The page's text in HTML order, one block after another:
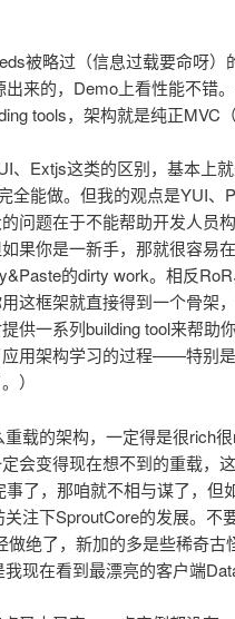
被略过（信息过载要命呀）
出来的，Demo上看性能不错
tools，架构就是纯正MVC
、Extjs这类的区别，基本上
全能做。但我的观点是YUI
问题在于不能帮助开发人员
果你是一新手，那就很容易
的dirty work。相反
这框架就直接得到一个骨架
供一系列building tool来帮助
用架构学习的过程——特别
）
载的架构，一定得是很rich
会变得现在想不到的重载，
了，那咱就不相与谋了，但
注下SproutCore的发展。不
绝了，新加的多是些稀奇古
现在看到最漂亮的客户端